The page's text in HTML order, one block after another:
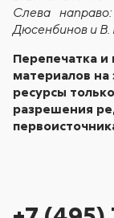
Слева
Дюсенбинов и
Перепечатка и
материалов
ресурсы
разрешения